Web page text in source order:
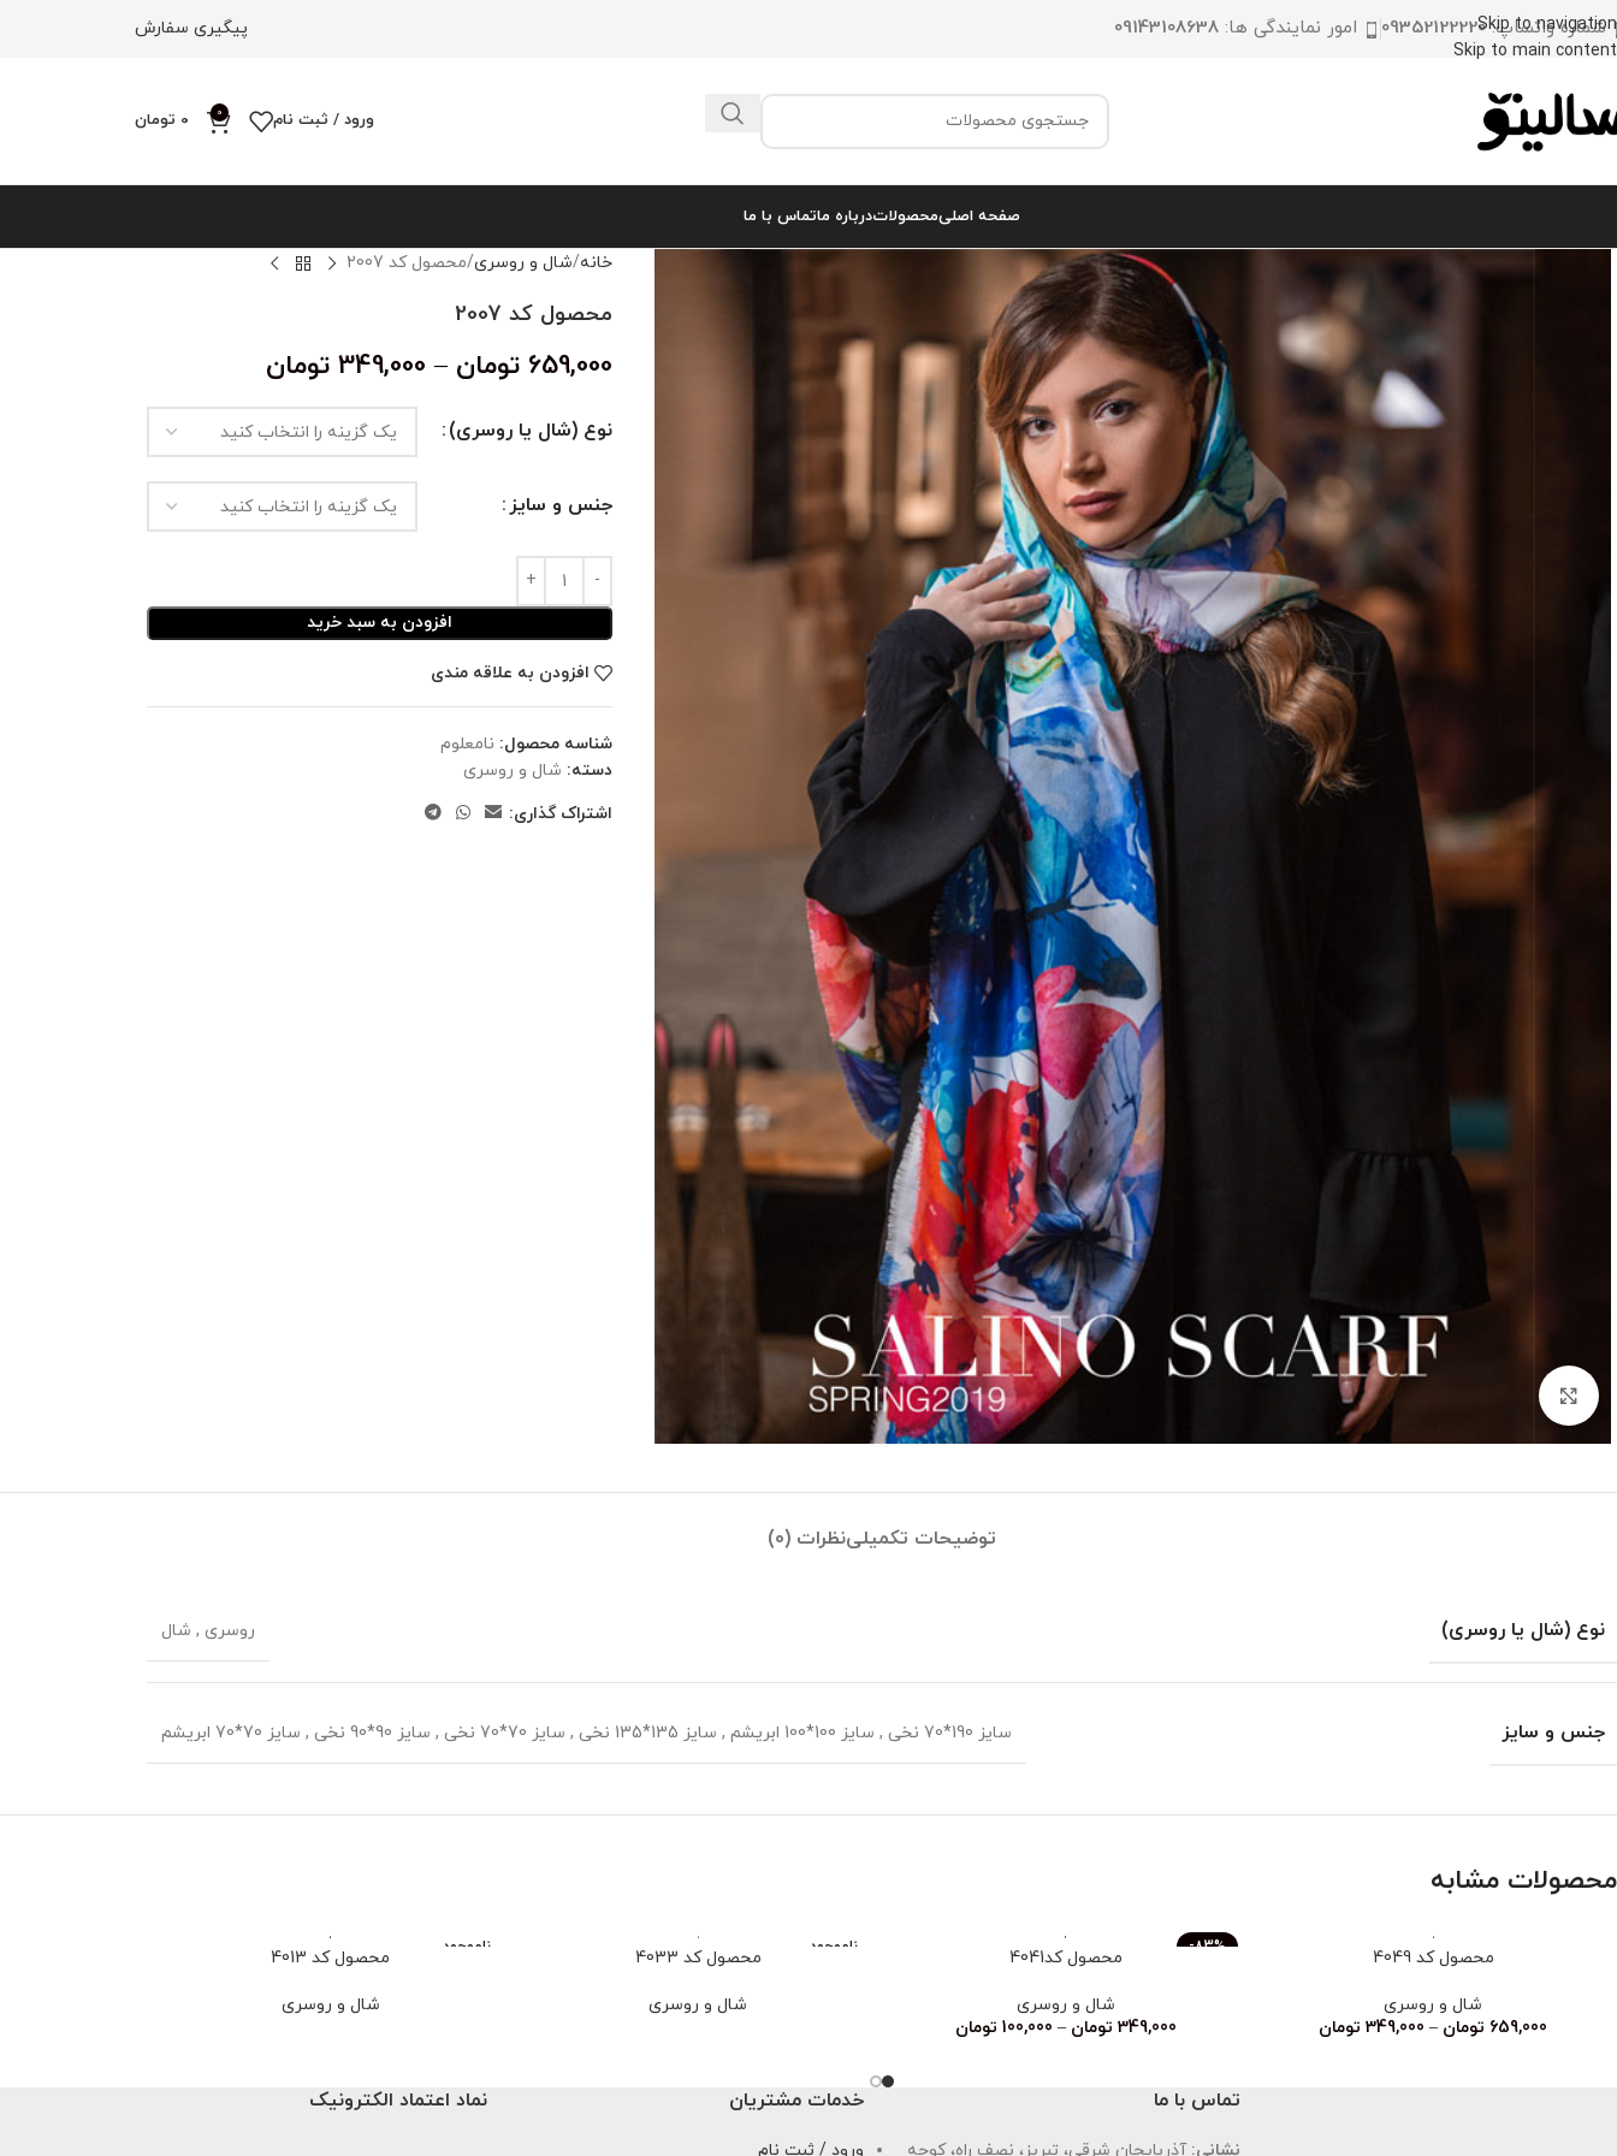
Skip to navigation
Skip to main content
شماره واتساپ:09352122220 امور نمایندگی ها: 09143108638 پیگیری سفارش
ورود / ثبت نام 0
0 تومان
صفحه اصلیمحصولاتدرباره ماتماس با ما
خانه شال و روسری محصول کد 2007
محصول کد 2007
659,000 تومان –
349,000 تومان
نوع (شال یا روسری)
جنس و سایز
افزودن به سبد خرید
افزودن به علاقه مندی
شناسه محصول: نامعلوم
دسته: شال و روسری
اشتراک گذاری:
توضیحات تکمیلینظرات (0)
نوع (شال یا روسری) روسری , شال
جنس و سایز سایز 190*70 نخی , سایز 100*100 ابریشم , سایز 135*135 نخی , سایز 70*70 نخی , سایز 90*90 نخی , سایز 70*70 ابریشم
محصولات مشابه
محصول کد 4049
شال و روسری
659,000 تومان –
349,000 تومان
-83%
محصول کد4041
شال و روسری
349,000 تومان –
100,000 تومان
ناموجود محصول کد 4033
شال و روسری
ناموجود محصول کد 4013
شال و روسری
تماس با ما
نشانی: آذربایجان شرقی، تبریز، نصف راه، کوچه
خدمات مشتریان
ورود / ثبت نام
نماد اعتماد الکترونیک